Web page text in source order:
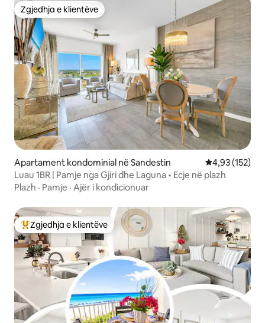
Zgjedhja e klientëve
Zgjedhja e klientëve
Apartament kondominial në Sandestin Vlerësimi
4,93 (152)
Luau 1BR | Pamje nga Gjiri dhe Laguna • Ecje në plazh
Plazh · Pamje · Ajër i kondicionuar
Më të mirat e zgjedhjeve të klientëve
Zgjedhja e klientëve